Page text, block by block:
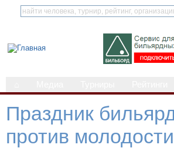
Праздник
против